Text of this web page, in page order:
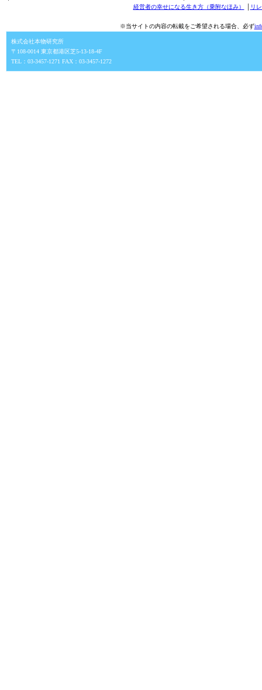
経営者の幸せになる生き方（乗附なほみ） リ
※当サイトの内容の転載をご希望される場合、必ず
株式会社本物研究所
〒108-0014 東京都港区芝5-13-18-4F
TEL：03-3457-1271 FAX：03-3457-1272